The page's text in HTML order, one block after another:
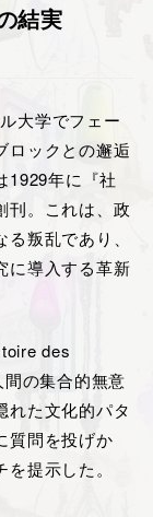
結実
大学でフェー
ロックとの邂逅
1929年に『社
刊。これは、政
叛乱であり、
に導入する革新
des
の集合的無意
れた文化的パタ
質問を投げか
提示した。